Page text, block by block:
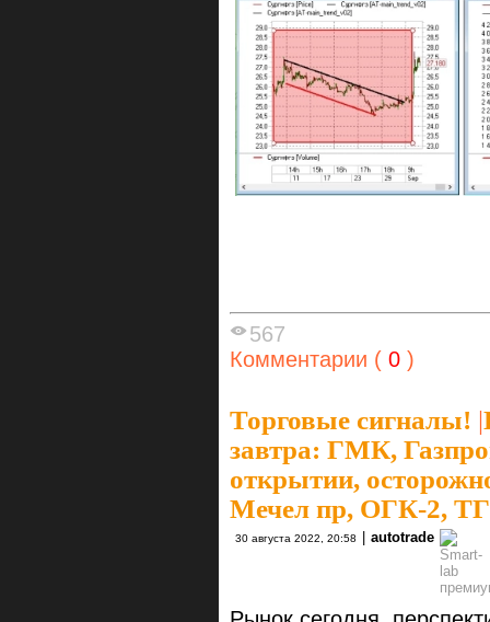
567
Комментарии ( 0 )
Торговые сигналы! |
завтра: ГМК,
открытии,
Мечел пр, ОГК-2,
30 августа 2022, 20:58 autotrade